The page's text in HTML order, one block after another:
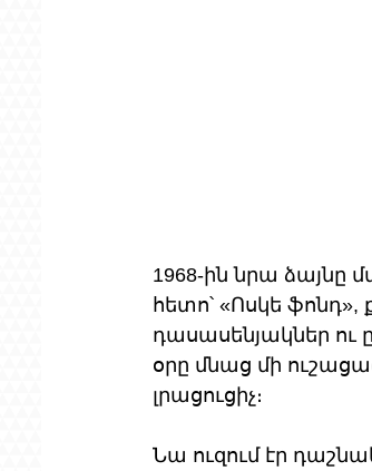
1968-ին նրա ձայնը
հետո՝ «Ոսկե
դասասենյակներ ու
օրը մնաց մի
լրացուցիչ։
Նա ուզում էր